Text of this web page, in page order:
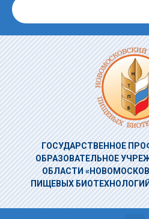
ГОСУДАРСТВЕННОЕ
ОБРАЗОВАТЕЛЬНОЕ
ОБЛАСТИ
ПИЩЕВЫХ